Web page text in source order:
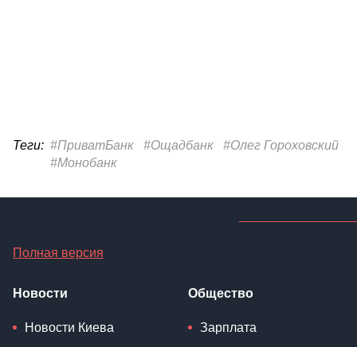
Теги: #ПриватБанк #Ощадбанк
#Олег Гороховский
#Монобанк
Полная версия
Новости
Новости Киева
Общество
Зарплата